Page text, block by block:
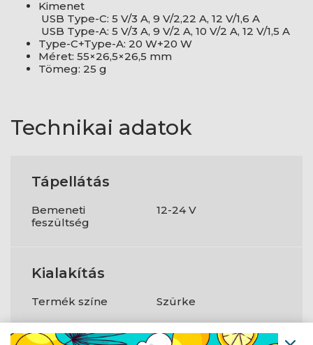
Kimenet
USB Type-C: 5 V/3 A, 9 V/2,22 A, 12 V/1,6 A
USB Type-A: 5 V/3 A, 9 V/2 A, 10 V/2 A, 12 V/1,5 A
Type-C+Type-A: 20 W+20 W
Méret: 55×26,5×26,5 mm
Tömeg: 25 g
Technikai adatok
Tápellátás
Bemeneti
feszültség
12-24 V
Kialakítás
Termék színe
Szürke
anyaga